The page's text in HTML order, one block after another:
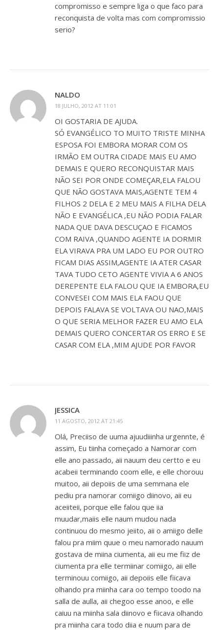
compromisso e sempre liga o que faco para
reconquista de volta mas com compromissio
serio?
NALDO
18 JULHO, 2012 AT 11:01
OI GOSTARIA DE AJUDA.
SÓ EVANGÉLICO TO MUITO TRISTE MINHA
ESPOSA FOI EMBORA MORAR COM OS
IRMÃO EM OUTRA CIDADE MAIS EU AMO
DEMAIS E QUERO RECONQUISTAR MAIS
NÃO SEI POR ONDE COMEÇAR,ELA FALOU
QUE NÃO GOSTAVA MAIS,AGENTE TEM 4
FILHOS 2 DELA E 2 MEU MAIS A FILHA DELA
NÃO E EVANGÉLICA ,EU NÃO PODIA FALAR
NADA QUE DAVA DESCUÇAO E FICAMOS
COM RAIVA ,QUANDO AGENTE IA DORMIR
ELA VIRAVA PRA UM LADO EU POR OUTRO
FICAM DIAS ASSIM,AGENTE IA ATER CASAR
TAVA TUDO CETO AGENTE VIVIA A 6 ANOS
DEREPENTE ELA FALOU QUE IA EMBORA,EU
CONVESEI COM MAIS ELA FAOU QUE
DEPOIS FALAVA SE VOLTAVA OU NAO,MAIS
O QUE SERIA MELHOR FAZER EU AMO ELA
DEMAIS QUERO CONCERTAR OS ERRO E SE
CASAR COM ELA ,MIM AJUDE POR FAVOR
JESSICA
11 AGOSTO, 2012 AT 21:45
Olá, Preciiso de uuma ajuudiiinha urgennte, é
assim, Eu tiinha começado a Namorar com
elle ano passado, aii nauum deu certto e eu
acabeii terminando coom elle, e elle chorouu
muitoo, aii depoiis de uma semmana ele
pediu pra namorar comiigo diinovo, aii eu
aceiiteii, porque elle falou que iia
muudar,maiis elle naum mudou nada
continuou do mesmo jeiito, aii o amiigo delle
falou pra miim quue o meu namorado nauum
gostava de miina ciumenta, aii eu me fiiz de
ciumenta pra elle termiinar comiigo, aii elle
terminouu comiigo, aii depoiis elle fiicava
olhando pra miinha cara oo tempo toodo na
salla de aulla, aii chegoo esse anoo, e elle
caiuu na miinha sala diinovo e fiicava olhando
pra miinha cara todo diia e nuum para de